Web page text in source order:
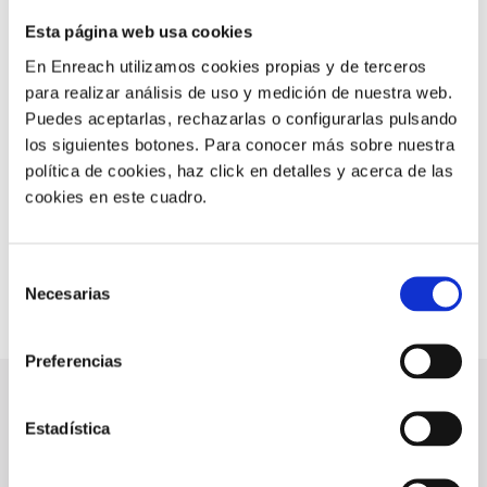
Esta página web usa cookies
En Enreach utilizamos cookies propias y de terceros
para realizar análisis de uso y medición de nuestra web.
Puedes aceptarlas, rechazarlas o configurarlas pulsando
los siguientes botones. Para conocer más sobre nuestra
política de cookies, haz click en detalles y acerca de las
cookies en este cuadro.
Necesarias
Preferencias
Estadística
Optimiza tus comunicaciones
LLAMADA MÚLTIPLE EN
SEGUNDOS
Escoge el número multiconferencia de tu empresa y
personaliza las locuciones de bienvenida. Compártelo
con tu organización y enlázalo a tu intranet.
SOLICITA PRESUPUESTO
El mundo en tu sala de reuniones